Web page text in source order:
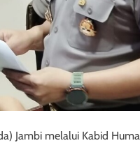
Jambi melalui Kabid